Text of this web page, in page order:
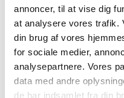
annoncer, til at vise dig
at analysere vores trafik.
din brug af vores
for sociale medier,
analysepartnere. Vores
data med andre
de har indsamlet fra din
Søndag 28.
11:30
Brøndby
Strand